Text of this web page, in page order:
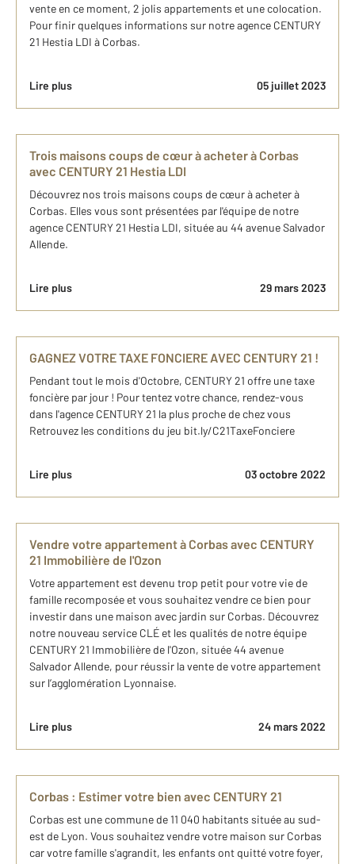
vente en ce moment, 2 jolis appartements et une colocation.
Pour finir quelques informations sur notre agence CENTURY
21 Hestia LDI à Corbas.
Lire plus 05 juillet 2023
Trois maisons coups de cœur à acheter à Corbas
avec CENTURY 21 Hestia LDI
Découvrez nos trois maisons coups de cœur à acheter à
Corbas. Elles vous sont présentées par l'équipe de notre
agence CENTURY 21 Hestia LDI, située au 44 avenue Salvador
Allende.
Lire plus 29 mars 2023
GAGNEZ VOTRE TAXE FONCIERE AVEC CENTURY 21 !
Pendant tout le mois d'Octobre, CENTURY 21 offre une taxe
foncière par jour ! Pour tentez votre chance, rendez-vous
dans l'agence CENTURY 21 la plus proche de chez vous
Retrouvez les conditions du jeu bit.ly/C21TaxeFonciere
Lire plus 03 octobre 2022
Vendre votre appartement à Corbas avec CENTURY
21 Immobilière de l'Ozon
Votre appartement est devenu trop petit pour votre vie de
famille recomposée et vous souhaitez vendre ce bien pour
investir dans une maison avec jardin sur Corbas. Découvrez
notre nouveau service CLÉ et les qualités de notre équipe
CENTURY 21 Immobilière de l'Ozon, située 44 avenue
Salvador Allende, pour réussir la vente de votre appartement
sur l’agglomération Lyonnaise.
Lire plus 24 mars 2022
Corbas : Estimer votre bien avec CENTURY 21
Corbas est une commune de 11 040 habitants située au sud-
est de Lyon. Vous souhaitez vendre votre maison sur Corbas
car votre famille s'agrandit, les enfants ont quitté votre foyer,